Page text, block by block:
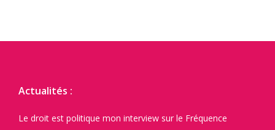
Actualités :
Le droit est politique mon interview sur le Fréquence